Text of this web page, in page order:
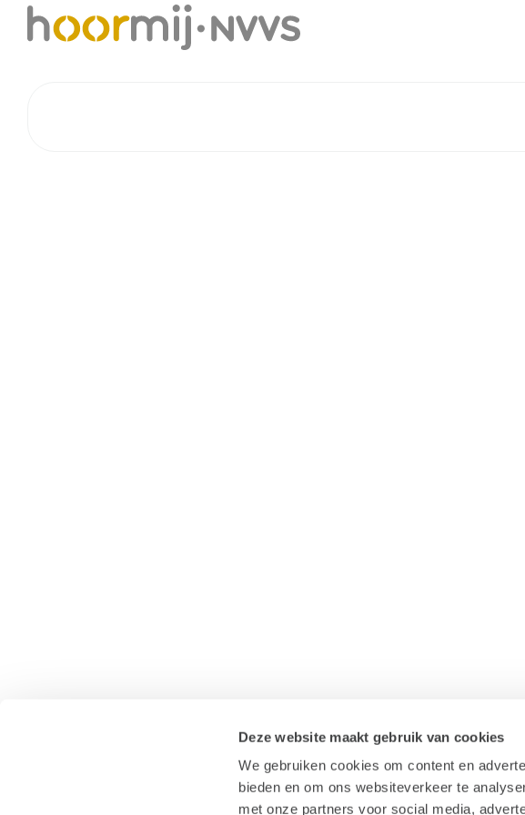
Deze website maakt gebruik van cookies
We gebruiken cookies om content en
bieden en om ons websiteverkeer te
met onze partners voor social media,